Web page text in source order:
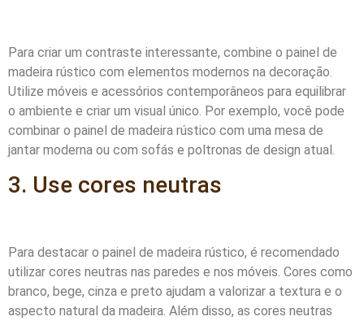
Para criar um contraste interessante, combine o painel de
madeira rústico com elementos modernos na decoração.
Utilize móveis e acessórios contemporâneos para equilibrar
o ambiente e criar um visual único. Por exemplo, você pode
combinar o painel de madeira rústico com uma mesa de
jantar moderna ou com sofás e poltronas de design atual.
3. Use cores neutras
Para destacar o painel de madeira rústico, é recomendado
utilizar cores neutras nas paredes e nos móveis. Cores como
branco, bege, cinza e preto ajudam a valorizar a textura e o
aspecto natural da madeira. Além disso, as cores neutras